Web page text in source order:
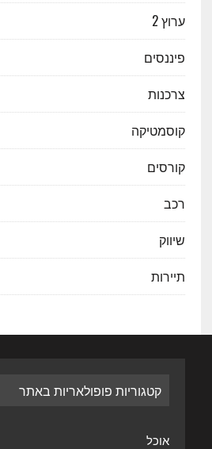
ערוץ 2
פיננסים
צרכנות
קוסמטיקה
קורסים
רכב
שיווק
תיירות
קטגוריות פופולאריות באתר
אוכל